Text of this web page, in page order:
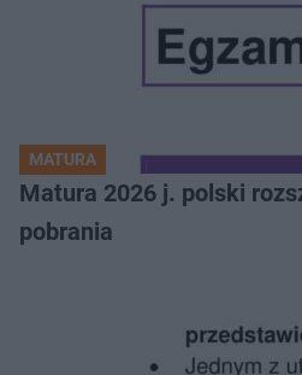
MATURA
Matura 2026 j. polski
pobrania